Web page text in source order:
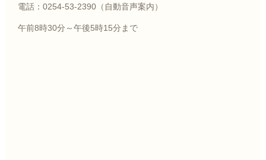
電話：0254-53-2390（自動音声案内）
午前8時30分～午後5時15分まで